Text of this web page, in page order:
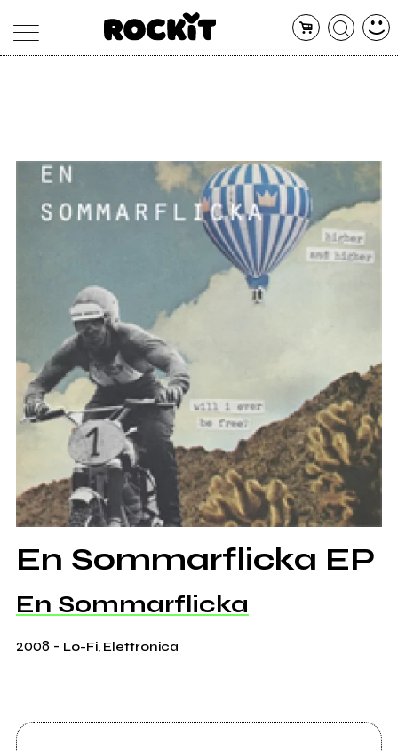
ARTISTI
CONCERTI
SHOP
RADIO
En Sommarflicka EP
En Sommarflicka
2008 - Lo-Fi, Elettronica